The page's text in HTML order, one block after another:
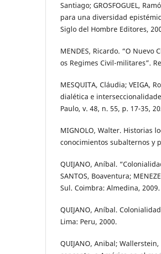
Santiago; GROSFOGUEL,
para una diversidad
Siglo del Hombre Editores,
MENDES, Ricardo. “O
os Regimes Civil-militares”.
MESQUITA, Cláudia; VEIGA,
dialética e
Paulo, v. 48, n. 55, p. 17-35,
MIGNOLO, Walter. Historias
conocimientos subalternos y
QUIJANO, Aníbal.
SANTOS, Boaventura;
Sul. Coimbra: Almedina,
QUIJANO, Aníbal.
Lima: Peru, 2000.
QUIJANO, Anibal;